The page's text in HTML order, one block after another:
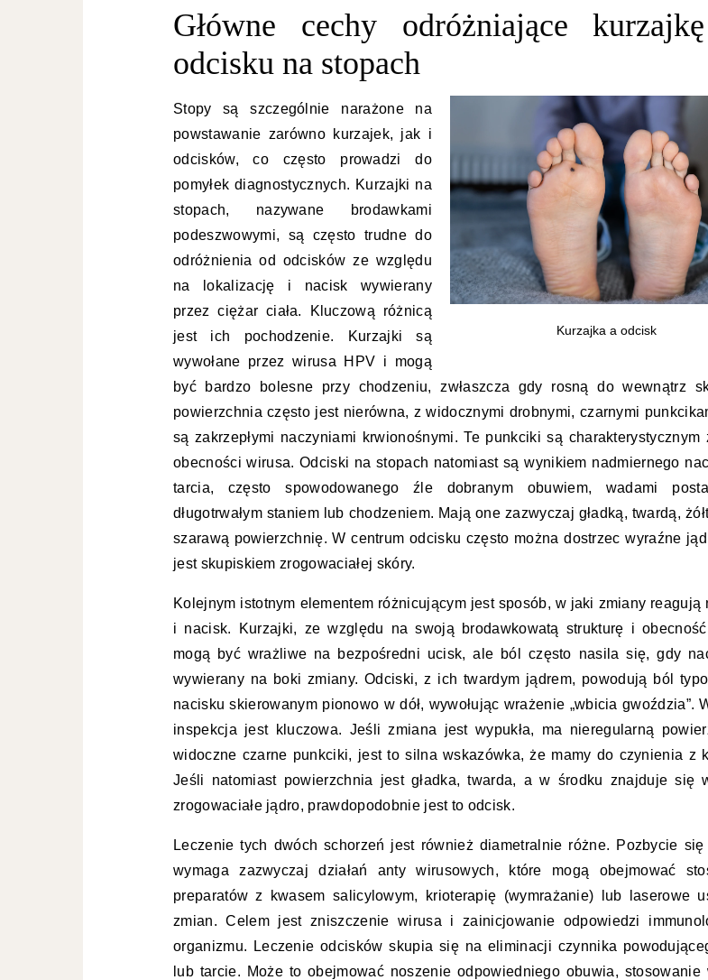
Główne cechy odróżniające
odcisku na stopach
Kurzajka a odcisk
Stopy są szczególnie narażone na
powstawanie zarówno kurzajek, jak i
odcisków, co często prowadzi do
pomyłek diagnostycznych. Kurzajki na
stopach, nazywane brodawkami
podeszwowymi, są często trudne do
odróżnienia od odcisków ze względu
na lokalizację i nacisk wywierany
przez ciężar ciała. Kluczową różnicą
jest ich pochodzenie. Kurzajki są
wywołane przez wirusa HPV i mogą
być bardzo bolesne przy chodzeniu, zwłaszcza gdy rosną do wewnątrz
powierzchnia często jest nierówna, z widocznymi drobnymi, czarnymi
są zakrzepłymi naczyniami krwionośnymi. Te punkciki są charakterystycznym
obecności wirusa. Odciski na stopach natomiast są wynikiem nadmiernego
tarcia, często spowodowanego źle dobranym obuwiem, wadami
długotrwałym staniem lub chodzeniem. Mają one zazwyczaj gładką, twardą,
szarawą powierzchnię. W centrum odcisku często można dostrzec wyraźne
jest skupiskiem zrogowaciałej skóry.
Kolejnym istotnym elementem różnicującym jest sposób, w jaki zmiany reagują
i nacisk. Kurzajki, ze względu na swoją brodawkowatą strukturę i
mogą być wrażliwe na bezpośredni ucisk, ale ból często nasila się, gdy
wywierany na boki zmiany. Odciski, z ich twardym jądrem, powodują ból
nacisku skierowanym pionowo w dół, wywołując wrażenie „wbicia gwoździa”.
inspekcja jest kluczowa. Jeśli zmiana jest wypukła, ma nieregularną
widoczne czarne punkciki, jest to silna wskazówka, że mamy do czynienia z
Jeśli natomiast powierzchnia jest gładka, twarda, a w środku znajduje się
zrogowaciałe jądro, prawdopodobnie jest to odcisk.
Leczenie tych dwóch schorzeń jest również diametralnie różne. Pozbycie się
wymaga zazwyczaj działań anty wirusowych, które mogą obejmować
preparatów z kwasem salicylowym, krioterapię (wymrażanie) lub laserowe
zmian. Celem jest zniszczenie wirusa i zainicjowanie odpowiedzi
organizmu. Leczenie odcisków skupia się na eliminacji czynnika
lub tarcie. Może to obejmować noszenie odpowiedniego obuwia, stosowanie